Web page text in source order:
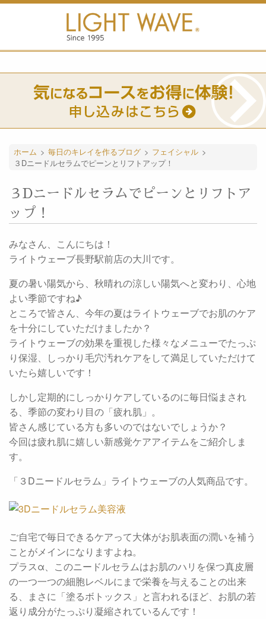
ホーム > 毎日のキレイを作るブログ > フェイシャル >
３Dニードルセラムでピーンとリフトアップ！
３Dニードルセラムでピーンとリフトア
ップ！
みなさん、こんにちは！
ライトウェーブ長野駅前店の大川です。
夏の暑い陽気から、秋晴れの涼しい陽気へと変わり、心地
よい季節ですね♪
ところで皆さん、今年の夏はライトウェーブでお肌のケア
を十分にしていただけましたか？
ライトウェーブの効果を重視した様々なメニューでたっぷ
り保湿、しっかり毛穴汚れケアをして満足していただけて
いたら嬉しいです！
しかし定期的にしっかりケアしているのに毎日悩まされ
る、季節の変わり目の「疲れ肌」。
皆さん感じている方も多いのではないでしょうか？
今回は疲れ肌に嬉しい新感覚ケアアイテムをご紹介しま
す。
「３Dニードルセラム」ライトウェーブの人気商品です。
ご自宅で毎日できるケアって大体がお肌表面の潤いを補う
ことがメインになりますよね。
プラスα、このニードルセラムはお肌のハリを保つ真皮層
の一つ一つの細胞レベルにまで栄養を与えることの出来
る、まさに「塗るボトックス」と言われるほど、お肌の若
返り成分がたっぷり凝縮されているんです！